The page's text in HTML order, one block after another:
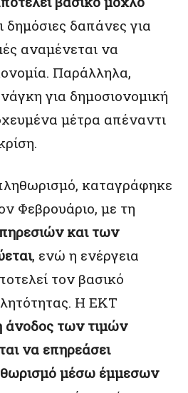
δημόσιες δαπάνες για
αναμένεται να
Παράλληλα,
για δημοσιονομική
μέτρα απέναντι
καταγράφηκε
Φεβρουάριο, με τη
και των
, ενώ η ενέργεια
τον βασικό
Η ΕΚΤ
άνοδος των τιμών
να επηρεάσει
μέσω έμμεσων